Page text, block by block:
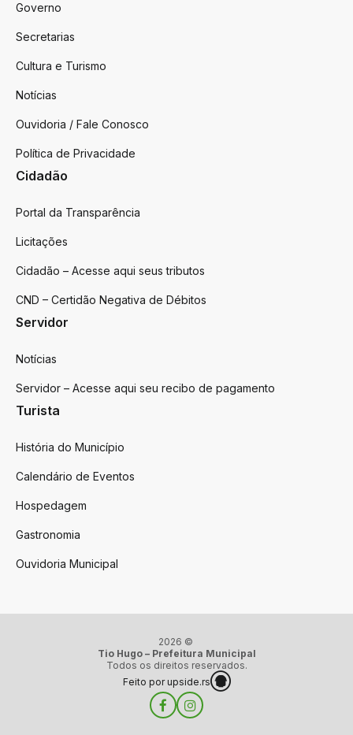
Governo
Secretarias
Cultura e Turismo
Notícias
Ouvidoria / Fale Conosco
Política de Privacidade
Cidadão
Portal da Transparência
Licitações
Cidadão – Acesse aqui seus tributos
CND – Certidão Negativa de Débitos
Servidor
Notícias
Servidor – Acesse aqui seu recibo de pagamento
Turista
História do Município
Calendário de Eventos
Hospedagem
Gastronomia
Ouvidoria Municipal
2026 ©
Tio Hugo – Prefeitura Municipal
Todos os direitos reservados.
Feito por upside.rs
FacebookInstagram